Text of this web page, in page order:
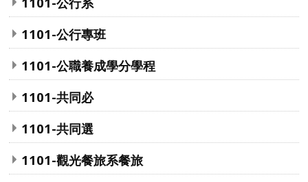
1101-公行專班
1101-公職養成學分學程
1101-共同必
1101-共同選
1101-觀光餐旅系餐旅